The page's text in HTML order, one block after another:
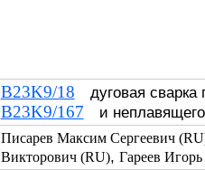
B23K9/18 дуговая
B23K9/167 и
Писарев Максим Сергеевич
Викторович (RU), Гареев